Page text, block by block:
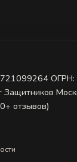
ОГРН:
отзывов)